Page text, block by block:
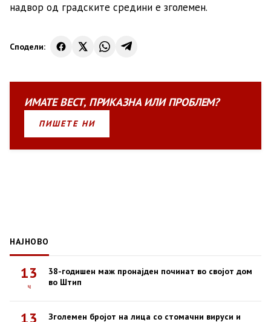
надвор од градските средини е зголемен.
Сподели:
ИМАТЕВЕСТ, ПРИКАЗНАИЛИПРОБЛЕМ?
ПИШЕТЕ НИ
НАЈНОВО
13
ч
38-годишен маж пронајден починат во својот дом
во Штип
13
Зголемен бројот на лица со стомачни вируси и